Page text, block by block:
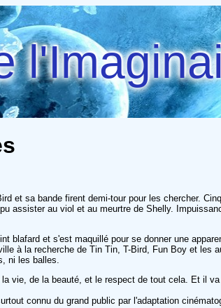
et sa bande firent demi-tour pour les chercher.
assister au viol et au meurtre de Shelly.
et s'est maquillé pour se donner une
à la recherche de Tin Tin, T-Bird, Fun Boy et
ni les balles.
vie, de la beauté, et le respect de tout cela. Et il
connu du grand public par l'adaptation